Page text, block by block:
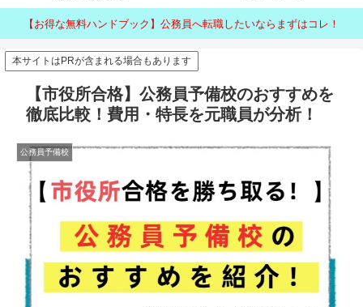
【お得な無料ハンドブック】公務員へ転職したいならまずはコレ！
本サイトはPRが含まれる場合もあります
【市役所合格】公務員予備校のおすすめを
徹底比較！費用・特長を元職員が分析！
公務員予備校